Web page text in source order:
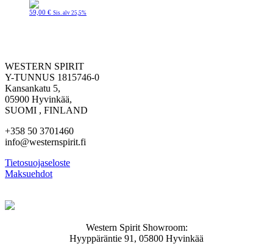
59,00 € Sis. alv 25,5%
WESTERN SPIRIT
Y-TUNNUS 1815746-0
Kansankatu 5,
05900 Hyvinkää,
SUOMI , FINLAND
+358 50 3701460
info@westernspirit.fi
Tietosuojaseloste
Maksuehdot
Western Spirit Showroom:
Hyyppäräntie 91, 05800 Hyvinkää